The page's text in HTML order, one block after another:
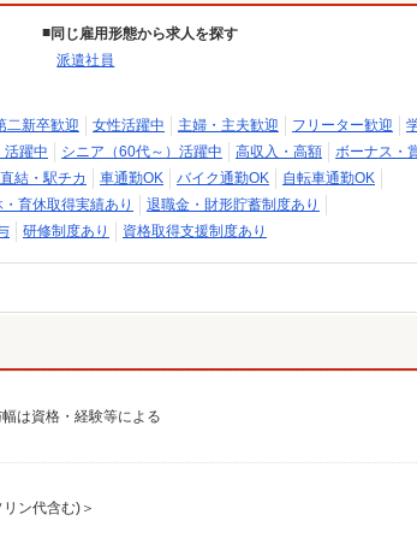
同じ雇用形態から求人を探す
派遣社員
二新卒歓迎 女性活躍中 主婦・主夫歓迎 フリーター歓迎
活躍中 シニア（60代～）活躍中 高収入・高額
ボーナス・
結・駅チカ 車通勤OK バイク通勤OK
自転車通勤OK
・育休取得実績あり
退職金・財形貯蓄制度あり
研修制度あり 資格取得支援制度あり
は資格・経験等による
ン代含む)＞